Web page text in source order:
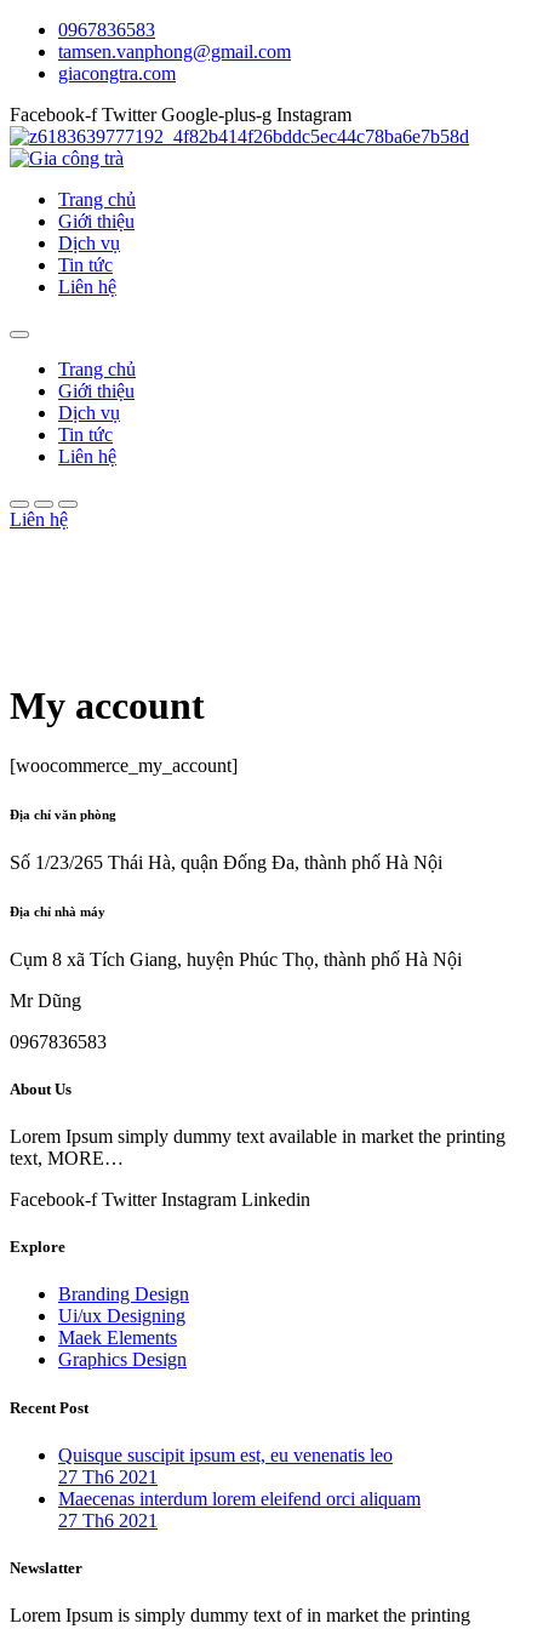
0967836583
tamsen.vanphong@gmail.com
giacongtra.com
Facebook-f Twitter Google-plus-g Instagram
Trang chủ
Giới thiệu
Dịch vụ
Tin tức
Liên hệ
Trang chủ
Giới thiệu
Dịch vụ
Tin tức
Liên hệ
Liên hệ
My account
[woocommerce_my_account]
Địa chỉ văn phòng
Số 1/23/265 Thái Hà, quận Đống Đa, thành phố Hà Nội
Địa chỉ nhà máy
Cụm 8 xã Tích Giang, huyện Phúc Thọ, thành phố Hà Nội
Mr Dũng
0967836583
About Us
Lorem Ipsum simply dummy text available in market the printing
text, MORE…
Facebook-f Twitter Instagram Linkedin
Explore
Branding Design
Ui/ux Designing
Maek Elements
Graphics Design
Recent Post
Quisque suscipit ipsum est, eu venenatis leo
27 Th6 2021
Maecenas interdum lorem eleifend orci aliquam
27 Th6 2021
Newslatter
Lorem Ipsum is simply dummy text of in market the printing